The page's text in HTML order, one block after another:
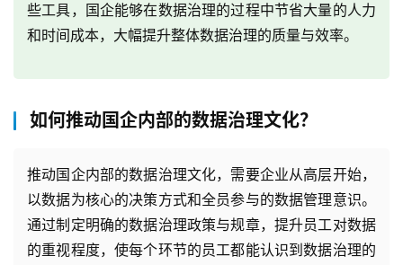
些工具，国企能够在数据治理的过程中节省大量的人力
和时间成本，大幅提升整体数据治理的质量与效率。
如何推动国企内部的数据治理文化？
推动国企内部的数据治理文化，需要企业从高层开始，
以数据为核心的决策方式和全员参与的数据管理意识。
通过制定明确的数据治理政策与规章，提升员工对数据
的重视程度，使每个环节的员工都能认识到数据治理的